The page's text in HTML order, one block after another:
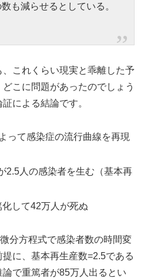
も減らせるとしている。
これくらい現実と乖離した予
こに問題があったのでしょう
による結論です。
って感染症の流行曲線を再現
2.5人の感染者を生む（基本再
して42万人が死ぬ
分方程式で感染者数の時間変
に、基本再生産数=2.5である
で重篤者が85万人出るとい